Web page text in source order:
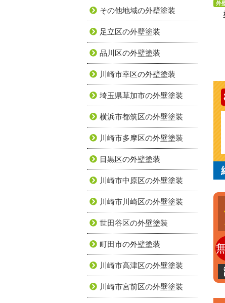
外
その他地域の外壁塗装
足立区の外壁塗装
品川区の外壁塗装
川崎市幸区の外壁塗装
埼玉県草加市の外壁塗装
横浜市都筑区の外壁塗装
川崎市多摩区の外壁塗装
目黒区の外壁塗装
川崎市中原区の外壁塗装
川崎市川崎区の外壁塗装
世田谷区の外壁塗装
町田市の外壁塗装
川崎市高津区の外壁塗装
川崎市宮前区の外壁塗装